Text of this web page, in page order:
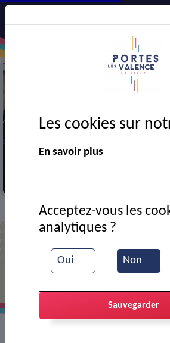
> VIE MUNICIPALE >
Liste des
Les cookies sur
En savoir plus
Oui Non
Acceptez-vous les
analytiques ?
Sauvegarder